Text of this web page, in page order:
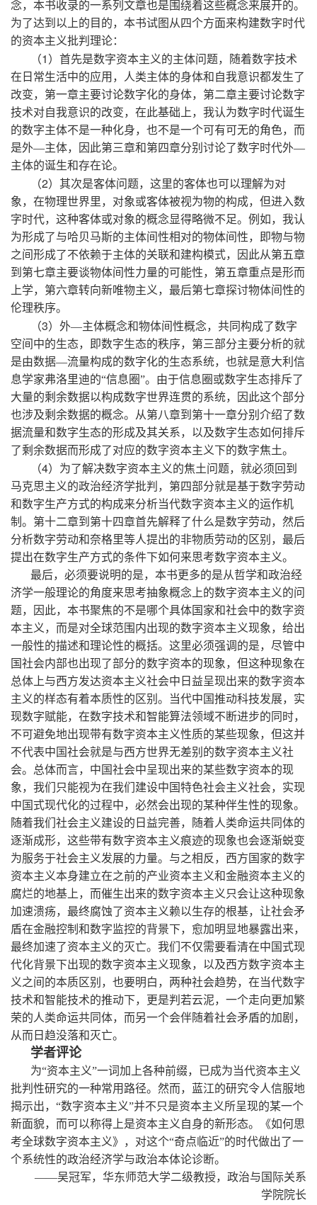
念，本书收录的一系列文章也是围绕着这些概念来展开的。
为了达到以上的目的，本书试图从四个方面来构建数字时代
的资本主义批判理论：
（1 ）首先是数字资本主义的主体问题，随着数字技术
在日常生活中的应用，人类主体的身体和自我意识都发生了
改变，第一章主要讨论数字化的身体，第二章主要讨论数字
技术对自我意识的改变，在此基础上，我认为数字时代诞生
的数字主体不是一种化身，也不是一个可有可无的角色，而
是外—主体，因此第三章和第四章分别讨论了数字时代外—
主体的诞生和存在论。
（2）其次是客体问题，这里的客体也可以理解为对
象，在物理世界里，对象或客体被视为物的构成，但进入数
字时代，这种客体或对象的概念显得略微不足。例如，我认
为形成了与哈贝马斯的主体间性相对的物体间性，即物与物
之间形成了不依赖于主体的关联和建构模式，因此从第五章
到第七章主要谈物体间性力量的可能性，第五章重点是形而
上学，第六章转向新唯物主义，最后第七章探讨物体间性的
伦理秩序。
（3）外—主体概念和物体间性概念，共同构成了数字
空间中的生态，即数字生态的秩序，第三部分主要分析的就
是由数据—流量构成的数字化的生态系统，也就是意大利信
息学家弗洛里迪的“信息圈”。由于信息圈或数字生态排斥了
大量的剩余数据以构成数字世界连贯的系统，因此这个部分
也涉及剩余数据的概念。从第八章到第十一章分别介绍了数
据流量和数字生态的形成及其关系，以及数字生态如何排斥
了剩余数据而形成了对应的数字资本主义下的数字焦土。
（4）为了解决数字资本主义的焦土问题，就必须回到
马克思主义的政治经济学批判，第四部分就是基于数字劳动
和数字生产方式的构成来分析当代数字资本主义的运作机
制。第十二章到第十四章首先解释了什么是数字劳动，然后
分析数字劳动和奈格里等人提出的非物质劳动的区别，最后
提出在数字生产方式的条件下如何来思考数字资本主义。
最后，必须要说明的是，本书更多的是从哲学和政治经
济学一般理论的角度来思考抽象概念上的数字资本主义的问
题，因此，本书聚焦的不是哪个具体国家和社会中的数字资
本主义，而是对全球范围内出现的数字资本主义现象，给出
一般性的描述和理论性的概括。这里必须强调的是，尽管中
国社会内部也出现了部分的数字资本的现象，但这种现象在
总体上与西方发达资本主义社会中日益呈现出来的数字资本
主义的样态有着本质性的区别。当代中国推动科技发展，实
现数字赋能，在数字技术和智能算法领域不断进步的同时，
不可避免地出现带有数字资本主义性质的某些现象，但这并
不代表中国社会就是与西方世界无差别的数字资本主义社
会。总体而言，中国社会中呈现出来的某些数字资本的现
象，我们只能视为在我们建设中国特色社会主义社会，实现
中国式现代化的过程中，必然会出现的某种伴生性的现象。
随着我们社会主义建设的日益完善，随着人类命运共同体的
逐渐成形，这些带有数字资本主义痕迹的现象也会逐渐蜕变
为服务于社会主义发展的力量。与之相反，西方国家的数字
资本主义本身建立在之前的产业资本主义和金融资本主义的
腐烂的地基上，而催生出来的数字资本主义只会让这种现象
加速溃疡，最终腐蚀了资本主义赖以生存的根基，让社会矛
盾在金融控制和数字监控的背景下，愈加明显地暴露出来，
最终加速了资本主义的灭亡。我们不仅需要看清在中国式现
代化背景下出现的数字资本主义现象，以及西方数字资本主
义之间的本质区别，也要明白，两种社会趋势，在当代数字
技术和智能技术的推动下，更是判若云泥，一个走向更加繁
荣的人类命运共同体，而另一个会伴随着社会矛盾的加剧，
从而日趋没落和灭亡。
学者评论
为“资本主义”一词加上各种前缀，已成为当代资本主义
批判性研究的一种常用路径。然而，蓝江的研究令人信服地
揭示出，“数字资本主义”并不只是资本主义所呈现的某一个
新面貌，而可以称得上是资本主义自身的新形态。《如何思
考全球数字资本主义》，对这个“奇点临近”的时代做出了一
个系统性的政治经济学与政治本体论诊断。
——吴冠军，华东师范大学二级教授，政治与国际关系
学院院长